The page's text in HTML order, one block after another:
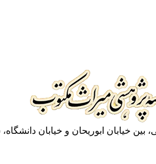
شمارۀ 1182 (ساختمان فروردین)، طبقۀ دوم، واحد 8 ، روابط عمومی مؤسسه پژوهی میراث مکتوب؛